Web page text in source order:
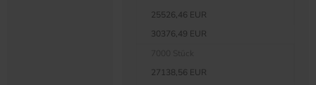
25526,46 EUR
30376,49 EUR
27138,56 EUR